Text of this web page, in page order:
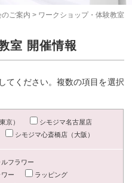
ご案内 > ワークショップ・体験教室
室 開催情報
てください。複数の項目を選択
京）
シモジマ名古屋店
シモジマ心斎橋店（大阪）
フラワー
ー
ラッピング